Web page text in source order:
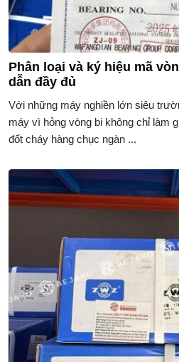
Phân loại và ký hiệu mã
dẫn đầy đủ
Với những máy nghiền lớn siêu
máy vì hỏng vòng bi không chỉ làm
đốt cháy hàng chục ngàn ...